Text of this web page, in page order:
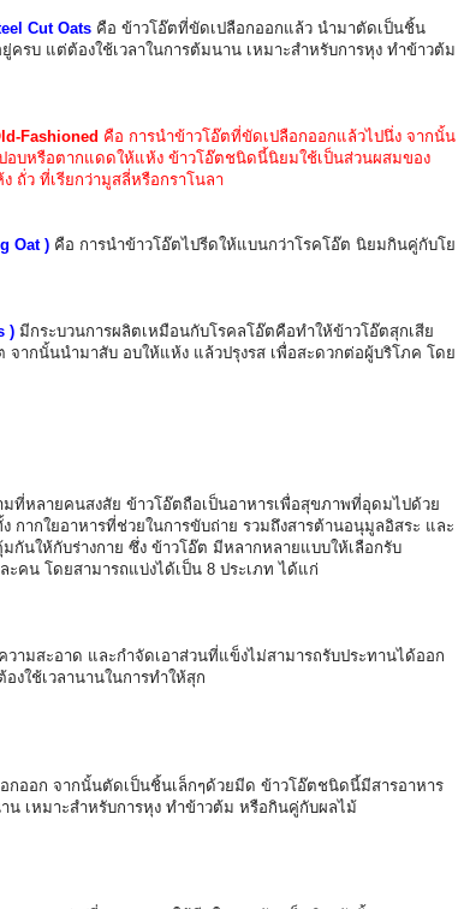
Cut Oats คือ ข้าวโอ๊ตที่ขัดเปลือกออกแล้ว นำมาตัดเป็นชิ้น
ครบ แต่ต้องใช้เวลาในการต้มนาน เหมาะสำหรับการหุง ทำข้าวต้ม
Fashioned คือ การนำข้าวโอ๊ตที่ขัดเปลือกออกแล้วไปนึ่ง จากนั้น
อบหรือตากแดดให้แห้ง ข้าวโอ๊ตชนิดนี้นิยมใช้เป็นส่วนผสมของ
ถั่ว ที่เรียกว่ามูสลี่หรือกราโนลา
Oat ) คือ การนำข้าวโอ๊ตไปรีดให้แบนกว่าโรคโอ๊ต นิยมกินคู่กับโย
) มีกระบวนการผลิตเหมือนกับโรคลโอ๊ตคือทำให้ข้าวโอ๊ตสุกเสีย
จากนั้นนำมาสับ อบให้แห้ง แล้วปรุงรส เพื่อสะดวกต่อผู้บริโภค โดย
หลายคนสงสัย ข้าวโอ๊ตถือเป็นอาหารเพื่อสุขภาพที่อุดมไปด้วย
กากใยอาหารที่ช่วยในการขับถ่าย รวมถึงสารต้านอนุมูลอิสระ และ
กันให้กับร่างกาย ซึ่ง ข้าวโอ๊ต มีหลากหลายแบบให้เลือกรับ
คน โดยสามารถแบ่งได้เป็น 8 ประเภท ได้แก่
มสะอาด และกำจัดเอาส่วนที่แข็งไม่สามารถรับประทานได้ออก
งใช้เวลานานในการทำให้สุก
อก จากนั้นตัดเป็นชิ้นเล็กๆด้วยมีด ข้าวโอ๊ตชนิดนี้มีสารอาหาร
น เหมาะสำหรับการหุง ทำข้าวต้ม หรือกินคู่กับผลไม้